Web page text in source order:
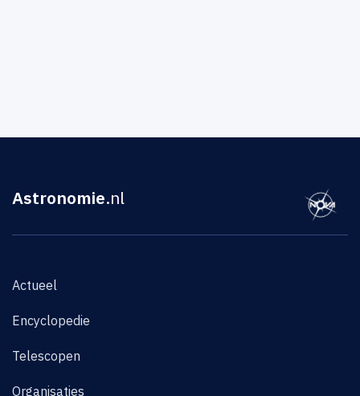
Astronomie.nl
Actueel
Encyclopedie
Telescopen
Organisaties